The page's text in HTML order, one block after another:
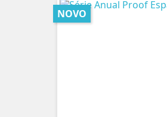
NOVO